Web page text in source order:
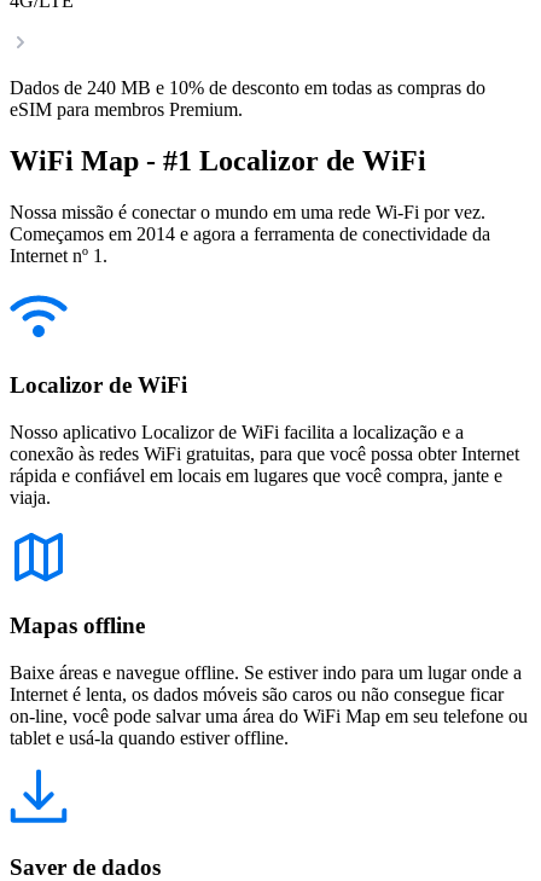
Dados de 240 MB e 10% de desconto em todas as compras do
eSIM para membros Premium.
WiFi Map - #1 Localizor de WiFi
Nossa missão é conectar o mundo em uma rede Wi-Fi por vez.
Começamos em 2014 e agora a ferramenta de conectividade da
Internet nº 1.
Localizor de WiFi
Nosso aplicativo Localizor de WiFi facilita a localização e a
conexão às redes WiFi gratuitas, para que você possa obter Internet
rápida e confiável em locais em lugares que você compra, jante e
viaja.
Mapas offline
Baixe áreas e navegue offline. Se estiver indo para um lugar onde a
Internet é lenta, os dados móveis são caros ou não consegue ficar
on-line, você pode salvar uma área do WiFi Map em seu telefone ou
tablet e usá-la quando estiver offline.
Saver de dados